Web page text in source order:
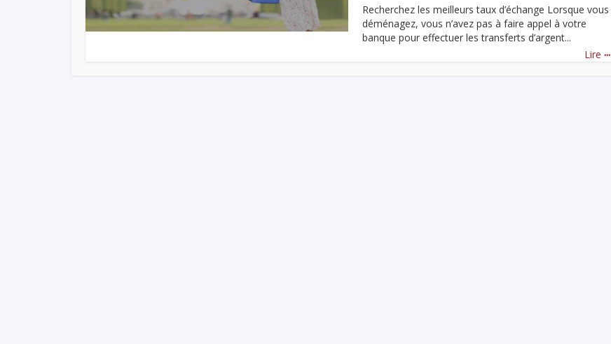
Recherchez les meilleurs taux d’échange Lorsque vous
déménagez, vous n’avez pas à faire appel à votre
banque pour effectuer les transferts d’argent...
Lire ...